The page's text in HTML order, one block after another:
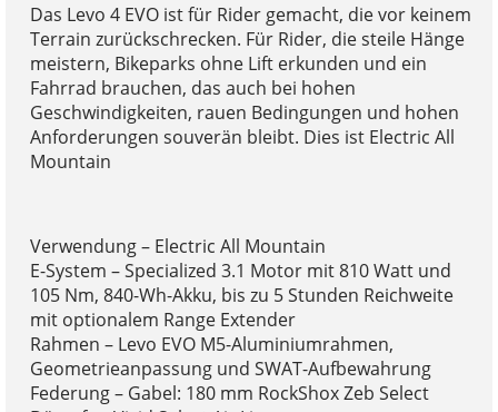
Das Levo 4 EVO ist für Rider gemacht, die vor keinem
Terrain zurückschrecken. Für Rider, die steile Hänge
meistern, Bikeparks ohne Lift erkunden und ein
Fahrrad brauchen, das auch bei hohen
Geschwindigkeiten, rauen Bedingungen und hohen
Anforderungen souverän bleibt. Dies ist Electric All
Mountain
Verwendung – Electric All Mountain
E-System – Specialized 3.1 Motor mit 810 Watt und
105 Nm, 840-Wh-Akku, bis zu 5 Stunden Reichweite
mit optionalem Range Extender
Rahmen – Levo EVO M5-Aluminiumrahmen,
Geometrieanpassung und SWAT-Aufbewahrung
Federung – Gabel: 180 mm RockShox Zeb Select